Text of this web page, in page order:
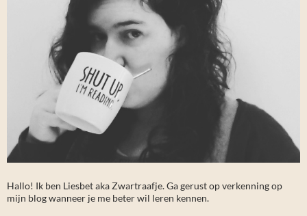
Hallo! Ik ben Liesbet aka Zwartraafje. Ga gerust op verkenning op
mijn blog wanneer je me beter wil leren kennen.